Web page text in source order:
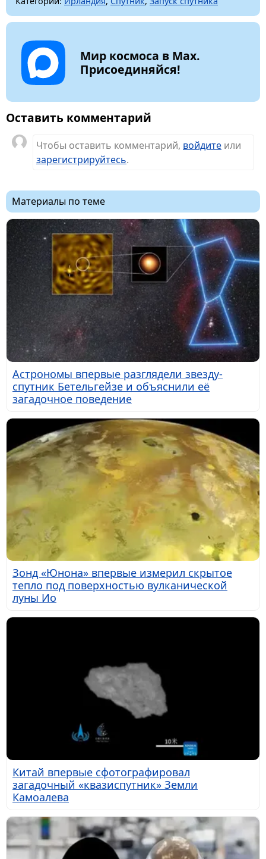
Мир космоса в Max.
Присоединяйся!
Оставить комментарий
Чтобы оставить комментарий, войдите или
зарегистрируйтесь.
Материалы по теме
Астрономы впервые разглядели звезду-
спутник Бетельгейзе и объяснили её
загадочное поведение
Зонд «Юнона» впервые измерил скрытое
тепло под поверхностью вулканической
луны Ио
Китай впервые сфотографировал
загадочный «квазиспутник» Земли
Камоалева